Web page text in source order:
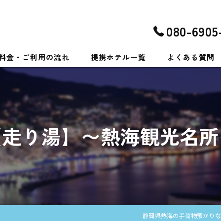
080-
金・ご利用の流れ 提携ホテル一覧 よくある質問
り湯】〜熱海観光名
静岡県熱海の手荷物預かり